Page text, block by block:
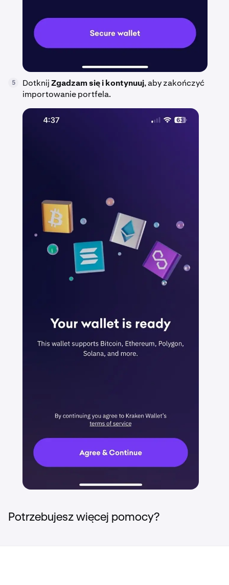
5 DotknijZgadzam się i kontynuuj, aby zakończyć
importowanie portfela.
Potrzebujesz więcej pomocy?